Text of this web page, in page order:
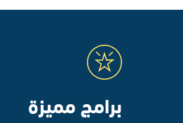
برامج مميزة